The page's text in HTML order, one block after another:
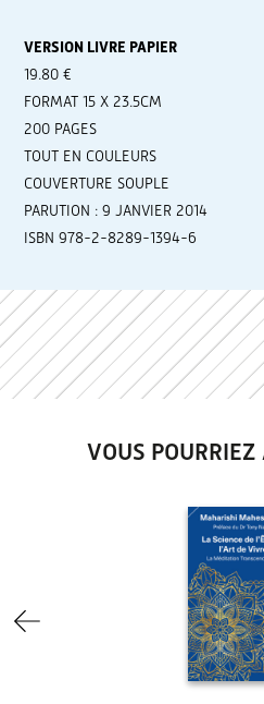
VERSION LIVRE PAPIER
19.80 €
FORMAT 15 X 23.5CM
200 PAGES
TOUT EN COULEURS
COUVERTURE SOUPLE
PARUTION : 9 JANVIER 2014
ISBN 978-2-8289-1394-6
VOUS